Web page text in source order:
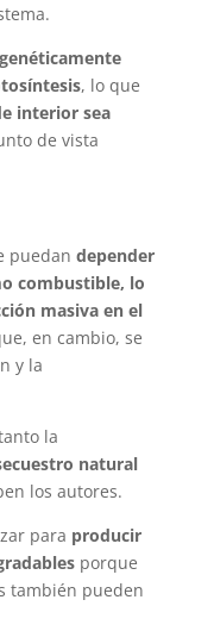
, lo que
interior sea
de vista
puedan depender
combustible, lo
masiva en el
en cambio, se
y la
la
natural
los autores.
para producir
porque
también pueden